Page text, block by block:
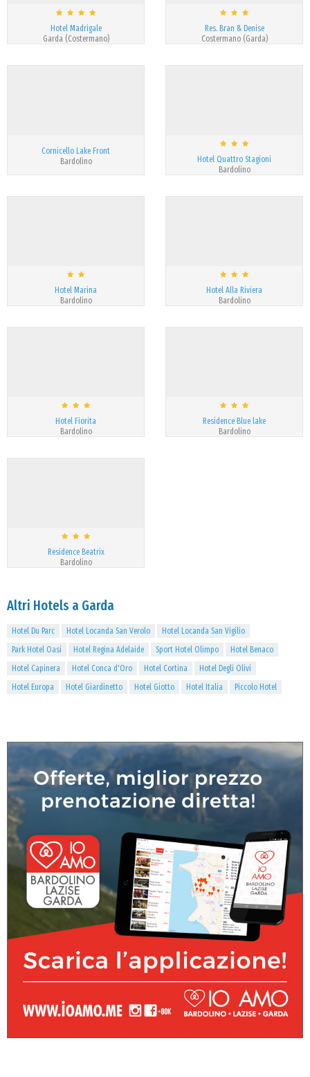
Hotel Madrigale
Garda (Costermano)
Res. Bran & Denise
Costermano (Garda)
Cornicello Lake Front
Bardolino
Hotel Quattro Stagioni
Bardolino
Hotel Marina
Bardolino
Hotel Alla Riviera
Bardolino
Hotel Fiorita
Bardolino
Residence Blue lake
Bardolino
Residence Beatrix
Bardolino
Altri Hotels a Garda
Hotel Du Parc Hotel Locanda San Verolo
Hotel Locanda San Vigilio
Park Hotel Oasi
Hotel Regina Adelaide Sport Hotel Olimpo
Hotel Benaco
Hotel Capinera
Hotel Conca d'Oro Hotel Cortina
Hotel Degli Olivi
Hotel Europa
Hotel Giardinetto Hotel Giotto Hotel Italia Piccolo Hotel